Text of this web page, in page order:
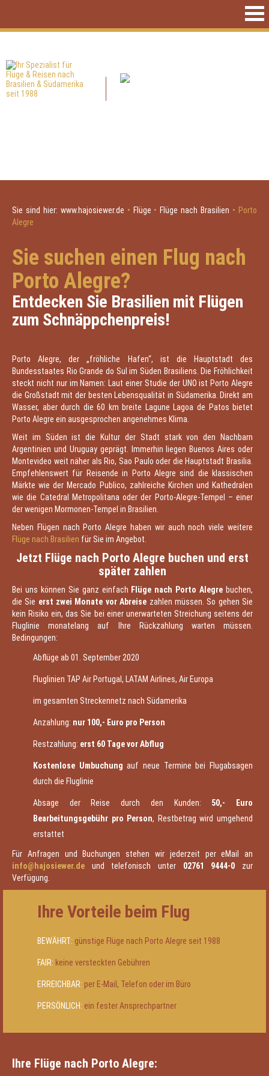
Sie sind hier: www.hajosiewer.de • Flüge • Flüge nach Brasilien • Porto
Alegre
Sie suchen einen Flug nach
Porto Alegre?
Entdecken Sie Brasilien mit Flügen
zum Schnäppchenpreis!
Porto Alegre, der „fröhliche Hafen“, ist die Hauptstadt des
Bundesstaates Rio Grande do Sul im Süden Brasiliens. Die Fröhlichkeit
steckt nicht nur im Namen: Laut einer Studie der UNO ist Porto Alegre
die Großstadt mit der besten Lebensqualität in Südamerika. Direkt am
Wasser, aber durch die 60 km breite Lagune Lagoa de Patos bietet
Porto Alegre ein ausgesprochen angenehmes Klima.
Weit im Süden ist die Kultur der Stadt stark von den Nachbarn
Argentinien und Uruguay geprägt. Immerhin liegen Buenos Aires oder
Montevideo weit näher als Rio, Sao Paulo oder die Hauptstadt Brasilia.
Empfehlenswert für Reisende in Porto Alegre sind die klassischen
Märkte wie der Mercado Publico, zahlreiche Kirchen und Kathedralen
wie die Catedral Metropolitana oder der Porto-Alegre-Tempel – einer
der wenigen Mormonen-Tempel in Brasilien.
Neben Flügen nach Porto Alegre haben wir auch noch viele weitere
Flüge nach Brasilien für Sie im Angebot.
Jetzt Flüge nach Porto Alegre buchen und erst
später zahlen
Bei uns können Sie ganz einfach Flüge nach Porto Alegre buchen,
die Sie erst zwei Monate vor Abreise zahlen müssen. So gehen Sie
kein Risiko ein, das Sie bei einer unerwarteten Streichung seitens der
Fluglinie monatelang auf Ihre Rückzahlung warten müssen.
Bedingungen:
Abflüge ab 01. September 2020
Fluglinien TAP Air Portugal, LATAM Airlines, Air Europa
im gesamten Streckennetz nach Südamerika
Anzahlung: nur 100,- Euro pro Person
Restzahlung: erst 60 Tage vor Abflug
Kostenlose Umbuchung auf neue Termine bei Flugabsagen
durch die Fluglinie
Absage der Reise durch den Kunden: 50,- Euro
Bearbeitungsgebühr pro Person, Restbetrag wird umgehend
erstattet
Für Anfragen und Buchungen stehen wir jederzeit per eMail an
info@hajosiewer.de und telefonisch unter 02761 9444-0 zur
Verfügung.
Ihre Vorteile beim Flug
BEWÄHRT: günstige Flüge nach Porto Alegre seit 1988
FAIR: keine versteckten Gebühren
ERREICHBAR: per E-Mail, Telefon oder im Büro
PERSÖNLICH: ein fester Ansprechpartner
Ihre Flüge nach Porto Alegre: